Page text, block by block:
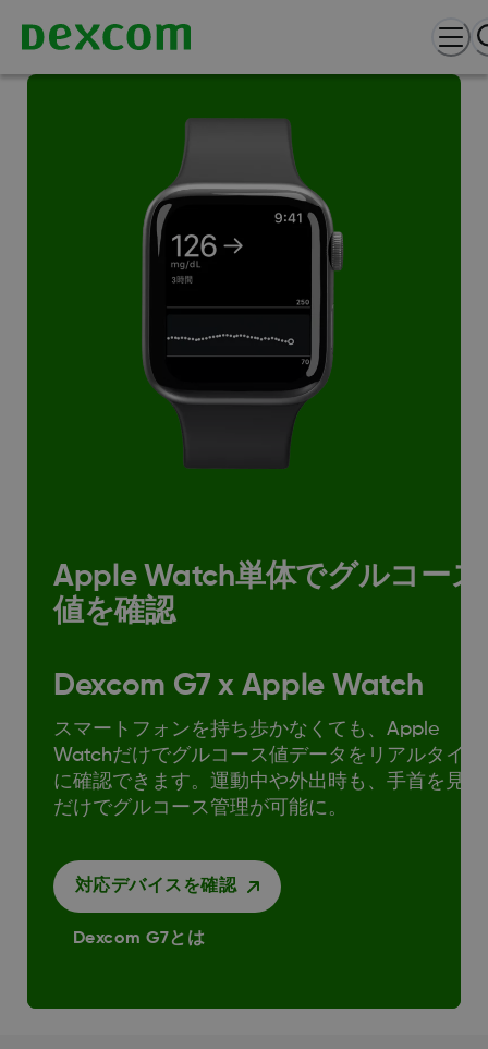
Apple Watch単体でグルコース
値を確認
Dexcom G7 x Apple Watch
スマートフォンを持ち歩かなくても、Apple
Watchだけでグルコース値データをリアルタイム
に確認できます。運動中や外出時も、手首を見る
だけでグルコース管理が可能に。
対応デバイスを確認
Dexcom G7とは